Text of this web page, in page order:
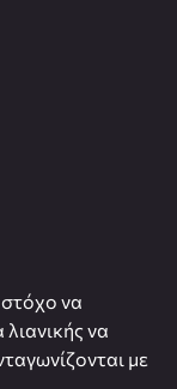
να
να
με